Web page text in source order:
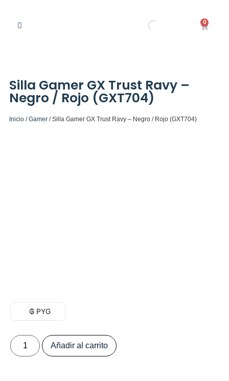
0
Silla Gamer GX Trust Ravy –
Negro / Rojo (GXT704)
Inicio /Gamer / Silla Gamer GX Trust Ravy – Negro / Rojo (GXT704)
₲ PYG
Añadir al carrito